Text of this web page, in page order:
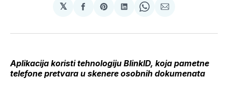
𝕏
podijeliSharepodijeliSharepodijeli
Aplikacija koristi tehnologiju BlinkID, koja pametne
telefone pretvara u skenere osobnih dokumenata